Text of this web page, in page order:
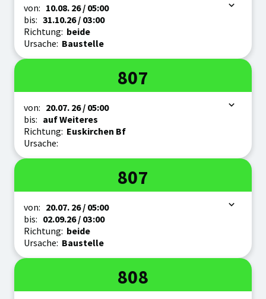
Zeitraum
von: 10.08. 26/ 05:00
bis: 31.10.26/ 03:00
Richtung: beide
Ursache: Baustelle
Linie
807
Zeitraum
von: 20.07. 26/ 05:00
bis: auf Weiteres
Richtung: Euskirchen Bf
Ursache:
Linie
807
Zeitraum
von: 20.07. 26/ 05:00
bis: 02.09.26/ 03:00
Richtung: beide
Ursache: Baustelle
Linie
808